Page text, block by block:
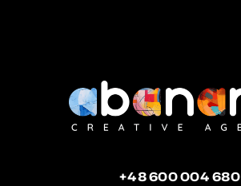
+48 600 004 680